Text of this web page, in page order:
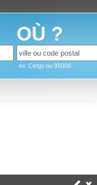
OÙ ?
ex: Cergy ou 95000